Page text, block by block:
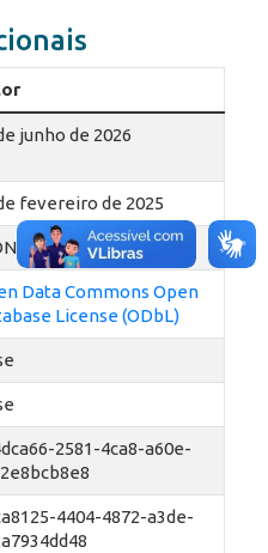
junho de 2026
fevereiro de 2025
Data Commons Open
License (ODbL)
2581-4ca8-a60e-
4404-4872-a3de-